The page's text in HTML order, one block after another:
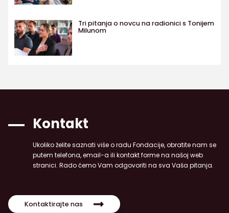
Tri pitanja o novcu na radionici s Tonijem
Milunom
Kontakt
Ukoliko želite saznati više o radu Fondacije, obratite nam se
putem telefona, email-a ili kontakt forme na našoj web
stranici. Rado ćemo Vam odgovoriti na sva Vaša pitanja.
Kontaktirajte nas